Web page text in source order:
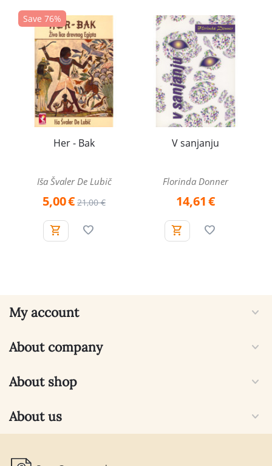
Save 76%
Her - Bak
Iša Švaler De Lubič
5,00€ 21,00 €
V sanjanju
Florinda Donner
14,61€
My account
About company
About shop
About us